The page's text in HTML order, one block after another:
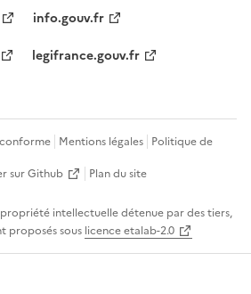
info.gouv.fr
legifrance.gouv.fr
Mentions légales Politique de
sur Github Plan du site
intellectuelle détenue par des tiers,
proposés sous licence etalab-2.0